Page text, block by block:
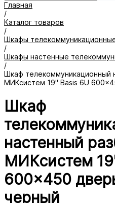
Главная
/
Каталог товаров
/
Шкафы
/
Шкафы настенные
/
Шкаф телекоммуникационный
МИКсистем 19" Basis 6U
Шкаф
настенный
МИКсистем
600x450
черный